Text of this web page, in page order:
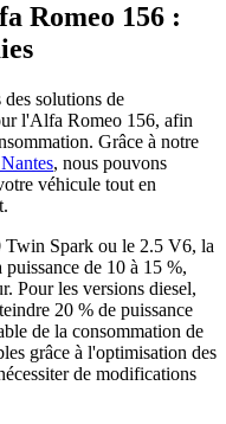
Romeo 156 :
des solutions de
l'Alfa Romeo 156, afin
Grâce à notre
, nous pouvons
véhicule tout en
Twin Spark ou le 2.5 V6, la
de 10 à 15 %,
Pour les versions diesel,
20 % de puissance
de la consommation de
grâce à l'optimisation des
de modifications